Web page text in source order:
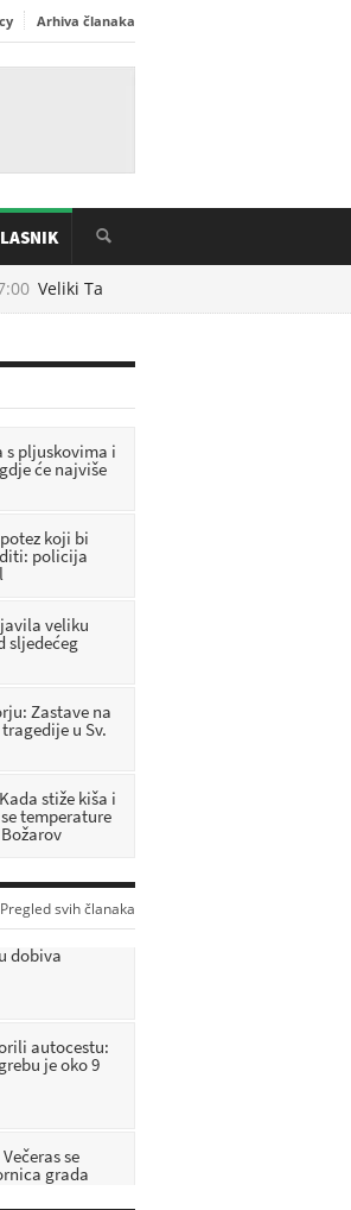
Arhiva članaka
Veliki Tabor dobiva novu atrakciju:
s pljuskovima i
će najviše
koji bi
policija
veliku
sljedećeg
Zastave na
u Sv.
stiže kiša i
temperature
Pregled svih članaka
život u
rođena u
je oko 9
grada
Indire